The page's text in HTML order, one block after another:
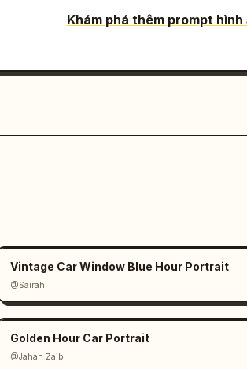
Khám phá thêm prompt hình
Vintage Car Window Blue Hour Portrait
@Sairah
Golden Hour Car Portrait
@Jahan Zaib